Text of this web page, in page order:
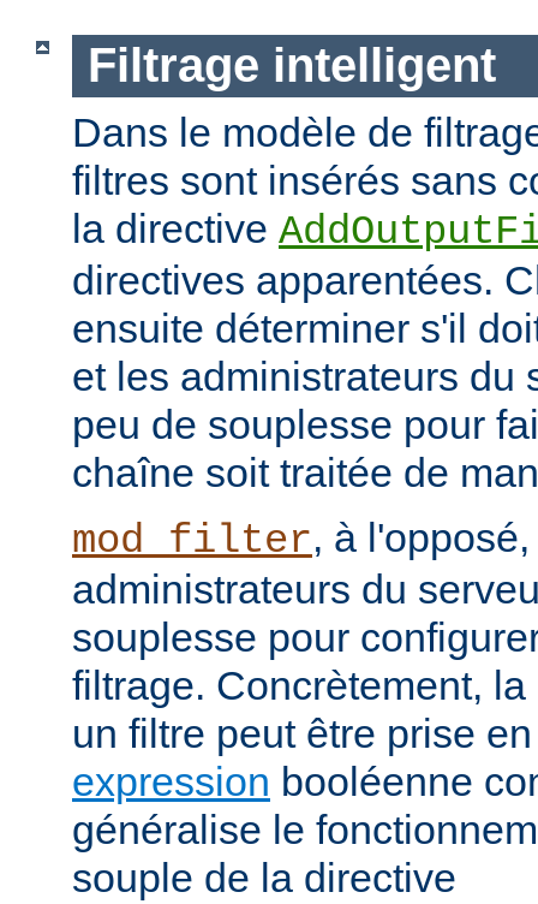
Filtrage intelligent
Dans le modèle de
filtres sont insérés sans
la directive
directives apparentées.
ensuite déterminer s'il
et les administrateurs du
peu de souplesse pour
chaîne soit traitée de
mod_filter, à
administrateurs du
souplesse pour
filtrage. Concrètement,
un filtre peut être prise
expression booléenne
généralise le
souple de la directive